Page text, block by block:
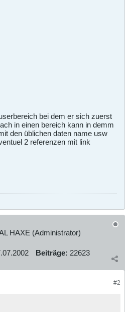
bei dem er sich zuerst
in einen bereich kann in demm
den üblichen daten name usw
2 referenzen mit link
HAXE (Administrator)
Beiträge: 22623
#2